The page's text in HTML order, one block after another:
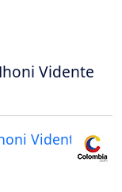
Vidente